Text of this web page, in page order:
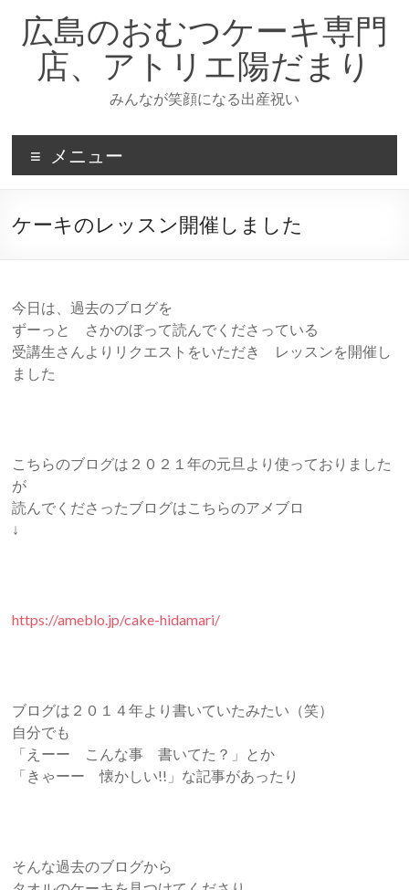
キ
プ
広島のおむつケーキ専門
店、アトリエ陽だまり
みんなが笑顔になる出産祝い
メニュー
ケーキのレッスン開催しました
今日は、過去のブログを
ずーっと さかのぼって読んでくださっている
受講生さんよりリクエストをいただき レッスンを開催し
ました
こちらのブログは２０２１年の元旦より使っておりました
が
読んでくださったブログはこちらのアメブロ
↓
https://ameblo.jp/cake-hidamari/
ブログは２０１４年より書いていたみたい（笑）
自分でも
「えーー こんな事 書いてた？」とか
「きゃーー 懐かしい!!」な記事があったり
そんな過去のブログから